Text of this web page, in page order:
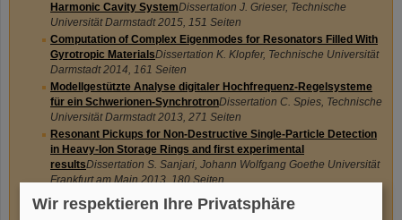
Harmonic Cavity SystemDissertation J. Grieser, Technische
Universität Darmstadt 2015, 151 Seiten
Computation of Complex Eigenmodes for Resonators Filled With
Gyrotropic MaterialsDissertation K. Klopfer, Technische Universität
Darmstadt 2014, 161 Seiten
Modellgestützte Analyse digitaler Hochfrequenz-Regelsysteme
für ein Schwerionen-SynchrotronDissertation C. Spies, Technische
Universität Darmstadt 2013, 271 Seiten
Resonant Pickups for Non-Destructive Single-Particle Detection
in Heavy-Ion Storage Rings and first experimental
resultsDissertation S. Sanjari, Johann Wolfgang Goethe Universität
Frankfurt am Main 2013, 180 Seiten
Modeling and Control of Longitudinal Single-Bunch Oscillation in
Heavy-Ion SynchrotronsDissertation D. Lens, Technische
Wir respektieren Ihre Privatsphäre